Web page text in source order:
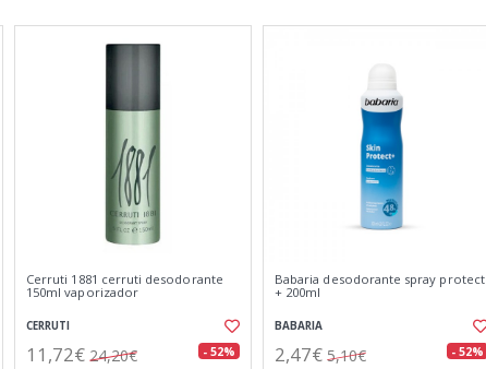
Cerruti 1881 cerruti desodorante
150ml vaporizador
CERRUTI
11,72€ 24,20€ - 52%
Babaria desodorante spray protect
+ 200ml
BABARIA
2,47€ 5,10€ - 52%